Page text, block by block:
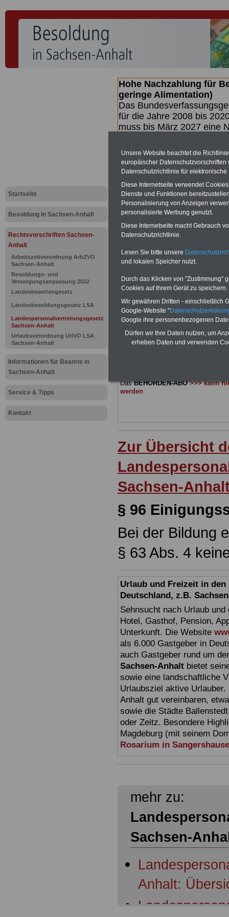
Startseite
Besoldung in Sachsen-Anhalt
Rechtsvorschriften Sachsen-
Anhalt
Arbeitszeitverordnung ArbZVO
Sachsen-Anhalt
Besoldungs- und
Versorgungsanpassung 2022
Landesbeamtengesetz
Landesbesoldungsgesetz LSA
Landespersonalvertretungsgesetz
Sachsen-Anhalt
Urlaubsverordnung UrlVO LSA
Sachsen-Anhalt
Informationen für Beamte in
Sachsen-Anhalt
Service & Tipps
Kontakt
Hohe Nachzahlung für
geringe Alimentation)
Das
für die Jahre 2008 bis
muss bis März 2027 eine
(Beamte &
geben (Medienberichten
mind.3.000 und 13.000
hierzu eine Broschüre
des Gesetzentwurfs der
Quartal.2026 >>>
zur
Sachsen-
BEHÖRDEN-ABO mit drei
22,50 Euro: Wissenswertes für
und Beamte,
(Bund/Länder) sowie Beihilferecht
Ländern. Alle 3 Ratgeber sind
DasBEHÖRDEN-ABO>>> kann
werden
Zur Übersicht
Sachsen-
§ 96
Bei der Bildung
§ 63 Abs. 4
Urlaub und Freizeit in
Deutschland, z.B.
Sehnsucht nach Urlaub
Hotel, Gasthof, Pension,
Unterkunft. Die Website
als 6.000 Gastgeber in
auch Gastgeber rund um
Sachsen-Anhalt bietet
sowie eine landschaftliche
Urlaubsziel aktive
Anhalt gut vereinbaren,
sowie die Städte
oder Zeitz. Besondere
Magdeburg (mit seinem
Rosarium in
mehr zu:
Sachsen-
Anhalt:
Unsere Website beachtet die
europäischer
Datenschutzrichtlinie für
Diese Internetseite verwendet
Dienste und Funktionen
Personalisierung von Anzeigen
personalisierte Werbung genutzt.
Diese Internetseite macht Gebrauch
Datenschutzrichtlinie.
Lesen Sie bitte unsere
und lokalen Speicher nutzt.
Durch das Klicken von "Zustimmung"
Cookies auf Ihrem Gerät zu speichern.
Wir gewähren Dritten - einschließlich
Google-Website "
Google ihre personenbezogenen
Dürfen wir Ihre Daten nutzen, um
erheben Daten und verwenden